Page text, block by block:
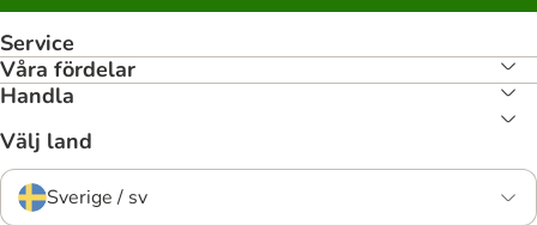
Service
Våra fördelar
Handla
Välj land
Sverige / sv